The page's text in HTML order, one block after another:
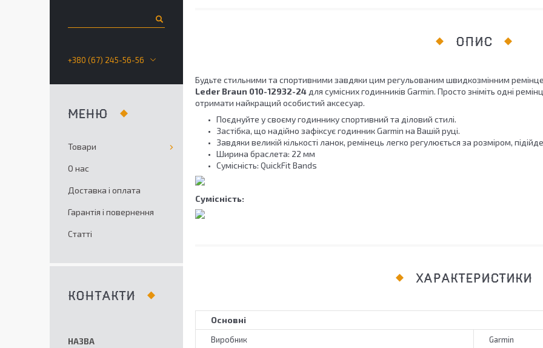
ОПИС
Будьте стильними та спортивними завдяки цим регульованим швидкозмінним
Leder Braun 010-12932-24 для сумісних годинників Garmin. Просто зніміть одні
отримати найкращий особистий аксесуар.
Поєднуйте у своєму годиннику спортивний та діловий стилі.
Застібка, що надійно зафіксує годинник Garmin на Вашій руці.
Завдяки великій кількості ланок, ремінець легко регулюється за розміром,
Ширина браслета: 22 мм
Сумісність: QuickFit Bands
Сумісність:
ХАРАКТЕРИСТИКИ
Основні
Виробник Garmin
+380 (67) 245-56-56
Товари
О нас
Доставка і оплата
Гарантія і повернення
Статті
КОНТАКТИ